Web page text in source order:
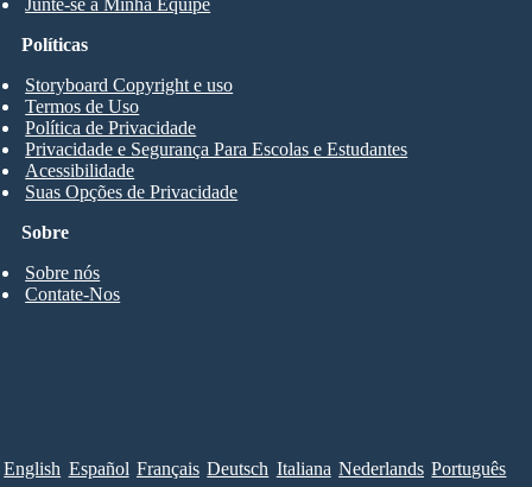
Junte-se à Minha Equipe
Sobre
Sobre nós
Contate-Nos
Políticas
Storyboard Copyright e uso
Termos de Uso
Política de Privacidade
Privacidade e Segurança Para Escolas e Estudantes
Acessibilidade
Suas Opções de Privacidade
English Español Français Deutsch Italiana Nederlands Português